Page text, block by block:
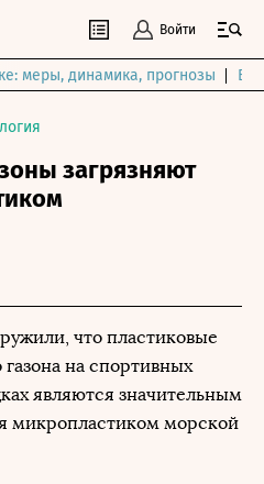
Войти
меры, динамика, прогнозы
загрязняют
что пластиковые
на спортивных
являются значительным
микропластиком морской